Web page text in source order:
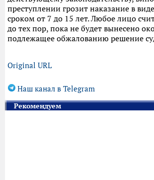
преступлении грозит наказание в
сроком от 7 до 15 лет. Любое лицо
до тех пор, пока не будет вынесено
подлежащее обжалованию решение
Original URL
Наш канал в Telegram
Рекомендуем